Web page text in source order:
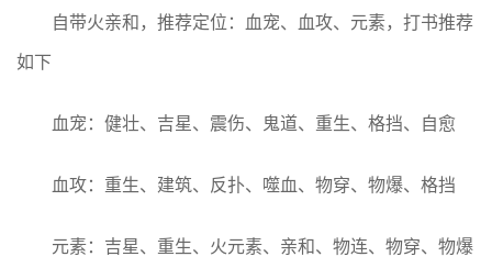
自带火亲和，推荐定位：血宠、血攻、元素，打书推荐
如下
血宠：健壮、吉星、震伤、鬼道、重生、格挡、自愈
血攻：重生、建筑、反扑、噬血、物穿、物爆、格挡
元素：吉星、重生、火元素、亲和、物连、物穿、物爆